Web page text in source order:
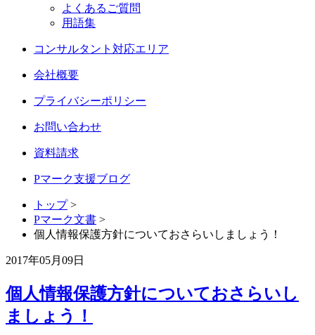
よくあるご質問
用語集
コンサルタント対応エリア
会社概要
プライバシーポリシー
お問い合わせ
資料請求
Pマーク支援ブログ
トップ>
Pマーク文書 >
個人情報保護方針についておさらいしましょう！
2017年05月09日
個人情報保護方針についておさらいし
ましょう！